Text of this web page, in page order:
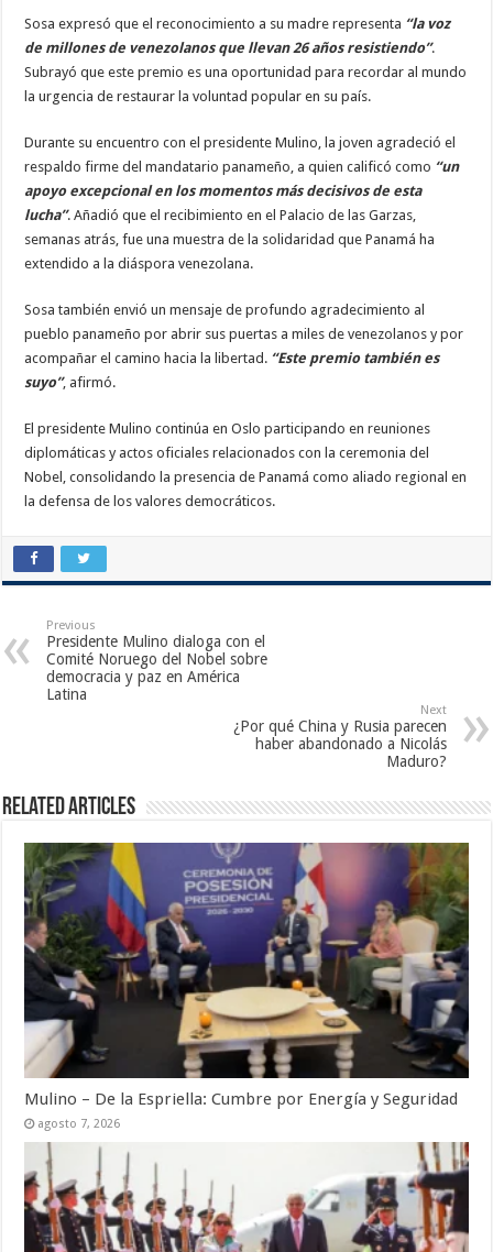
Sosa expresó que el reconocimiento a su madre representa “la voz
de millones de venezolanos que llevan 26 años resistiendo”.
Subrayó que este premio es una oportunidad para recordar al mundo
la urgencia de restaurar la voluntad popular en su país.
Durante su encuentro con el presidente Mulino, la joven agradeció el
respaldo firme del mandatario panameño, a quien calificó como “un
apoyo excepcional en los momentos más decisivos de esta
lucha”. Añadió que el recibimiento en el Palacio de las Garzas,
semanas atrás, fue una muestra de la solidaridad que Panamá ha
extendido a la diáspora venezolana.
Sosa también envió un mensaje de profundo agradecimiento al
pueblo panameño por abrir sus puertas a miles de venezolanos y por
acompañar el camino hacia la libertad. “Este premio también es
suyo”, afirmó.
El presidente Mulino continúa en Oslo participando en reuniones
diplomáticas y actos oficiales relacionados con la ceremonia del
Nobel, consolidando la presencia de Panamá como aliado regional en
la defensa de los valores democráticos.
Previous
Presidente Mulino dialoga con el
Comité Noruego del Nobel sobre
democracia y paz en América
Latina
Next
¿Por qué China y Rusia parecen
haber abandonado a Nicolás
Maduro?
Related Articles
Mulino – De la Espriella: Cumbre por Energía y Seguridad
agosto 7, 2026